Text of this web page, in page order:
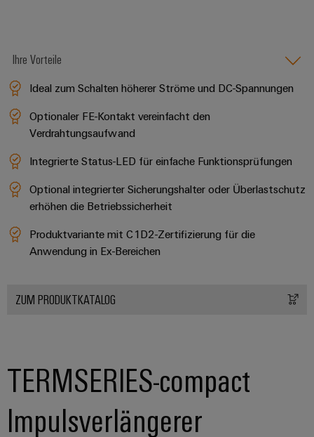
Ihre Vorteile
Ideal zum Schalten höherer Ströme und DC-Spannungen
Optionaler FE-Kontakt vereinfacht den
Verdrahtungsaufwand
Integrierte Status-LED für einfache Funktionsprüfungen
Optional integrierter Sicherungshalter oder Überlastschutz
erhöhen die Betriebssicherheit
Produktvariante mit C1D2-Zertifizierung für die
Anwendung in Ex-Bereichen
ZUM PRODUKTKATALOG
TERMSERIES-compact
Impulsverlängerer